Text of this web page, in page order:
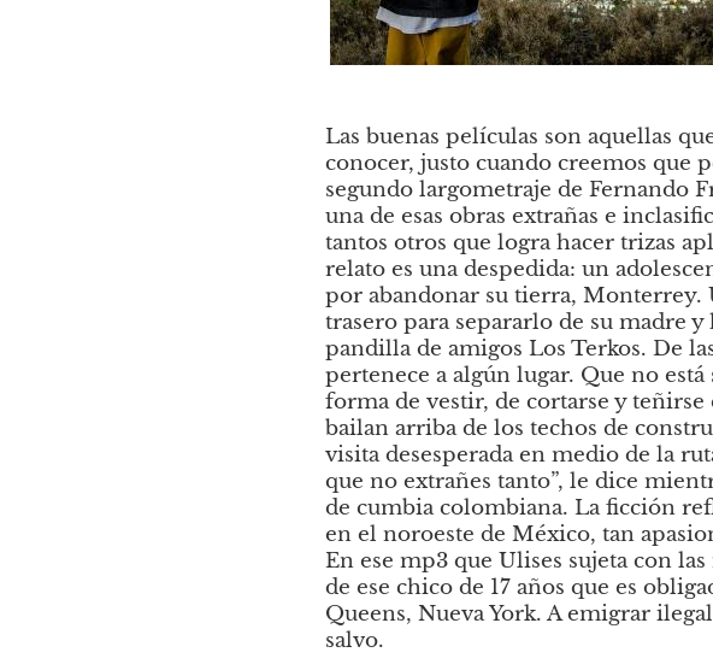
Las buenas películas son aquellas
conocer, justo cuando creemos que
segundo largometraje de Fernando
una de esas obras extrañas e
tantos otros que logra hacer trizas
relato es una despedida: un
por abandonar su tierra, Monterrey.
trasero para separarlo de su madre
pandilla de amigos Los Terkos. De
pertenece a algún lugar. Que no
forma de vestir, de cortarse y
bailan arriba de los techos de
visita desesperada en medio de la
que no extrañes tanto”, le dice
de cumbia colombiana. La ficción
en el noroeste de México, tan
En ese mp3 que Ulises sujeta con
de ese chico de 17 años que es
Queens, Nueva York. A emigrar
salvo.